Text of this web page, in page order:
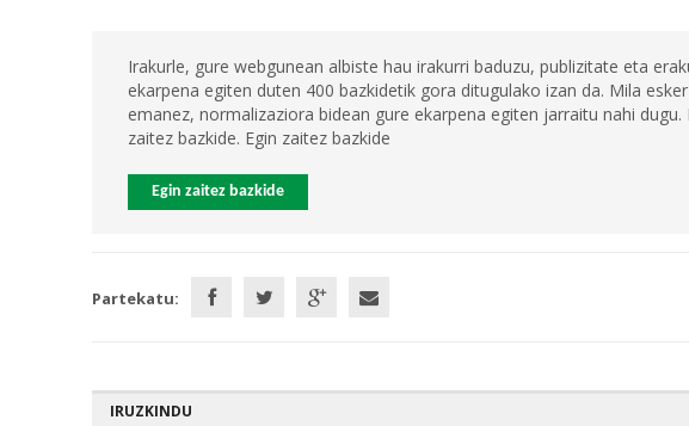
Irakurle, gure webgunean albiste hau irakurri baduzu, publizitate eta
ekarpena egiten duten 400 bazkidetik gora ditugulako izan da. Mila
emanez, normalizaziora bidean gure ekarpena egiten jarraitu nahi
zaitez bazkide. Egin zaitez bazkide
Egin zaitez bazkide
Partekatu:
IRUZKINDU